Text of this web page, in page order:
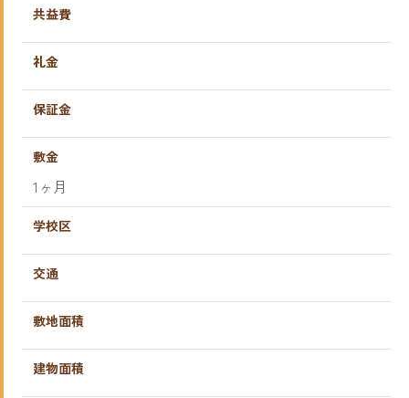
共益費
礼金
保証金
敷金
1ヶ月
学校区
交通
敷地面積
建物面積